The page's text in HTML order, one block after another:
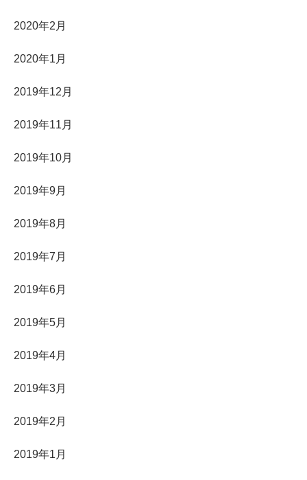
2020年2月
2020年1月
2019年12月
2019年11月
2019年10月
2019年9月
2019年8月
2019年7月
2019年6月
2019年5月
2019年4月
2019年3月
2019年2月
2019年1月